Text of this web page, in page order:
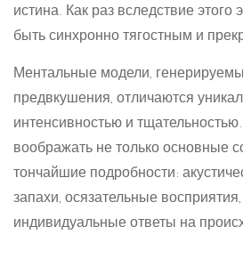
истина. Как раз вследствие этого
быть синхронно тягостным и
Ментальные модели,
предвкушения, отличаются
интенсивностью и
воображать не только основные
тончайшие подробности:
запахи, осязательные
индивидуальные ответы на